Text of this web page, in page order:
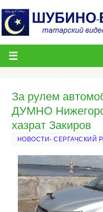
За рулем
ДУМНО
хазрат Закиров
НОВОСТИ- СЕРГАЧСКИЙ